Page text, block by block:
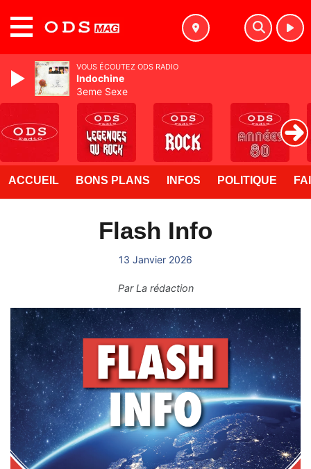
ACCUEIL BONS PLANS INFOS POLITIQUE
Flash Info
13 Janvier 2026
ParLa rédaction
VOUS ÉCOUTEZ ODS RADIO
Indochine
3eme Sexe